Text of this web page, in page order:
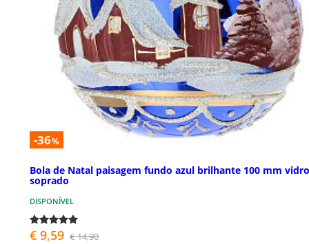
-36%
Bola de Natal paisagem fundo azul brilhante 100 mm vidro
soprado
DISPONÍVEL
€ 9,59 € 14,90